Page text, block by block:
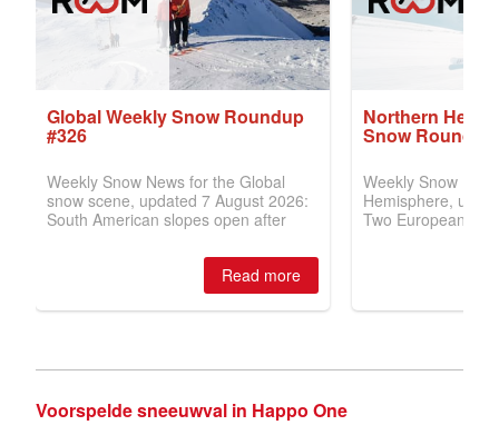
Voorspelde sneeuwval in Happo One